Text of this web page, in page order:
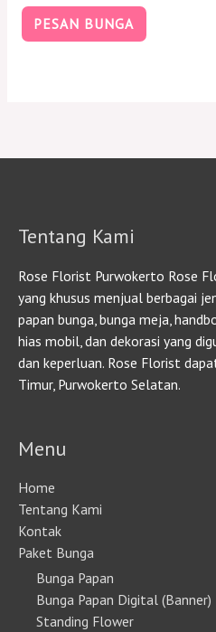
PESAN BUNGA
Tentang Kami
Rose Florist Purwokerto Rose
yang khusus menjual berbagai
papan bunga, bunga meja,
hias mobil, dan dekorasi yang
dan keperluan. Rose Florist
Timur, Purwokerto Selatan.
Menu
Home
Tentang Kami
Kontak
Paket Bunga
Bunga Papan
Bunga Papan Digital (Banner)
Standing Flower